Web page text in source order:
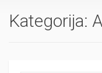
Kategorija: